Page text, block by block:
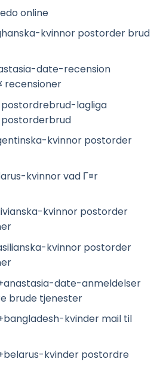
online
kvinnor postorder brud
date-recension
recensioner
lagliga
kvinnor postorder
kvinnor vad Г¤r
kvinnor postorder
kvinnor postorder
date-anmeldelser
brude tjenester
kvinder mail til
kvinder postordre